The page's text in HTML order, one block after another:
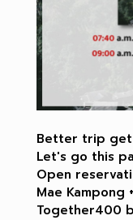
Better trip get
Let's go this
Open
Mae Kampong
Together400